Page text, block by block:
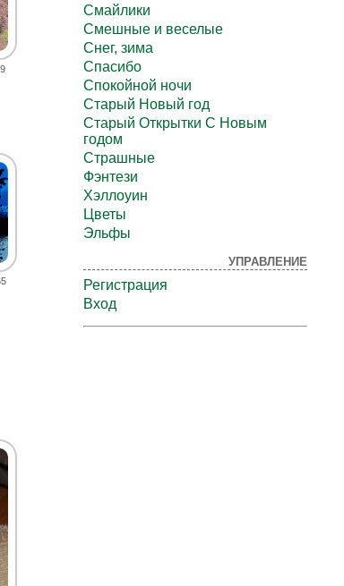
Смайлики
Смешные и веселые
Снег, зима
Спасибо
Спокойной ночи
Старый Новый год
Старый Открытки С Новым
годом
Страшные
Фэнтези
Хэллоуин
Цветы
Эльфы
УПРАВЛЕНИЕ
Регистрация
Вход